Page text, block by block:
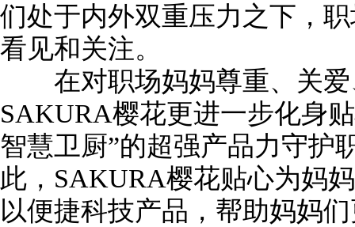
们处于内外双重压力之下，
看见和关注。
在对职场妈妈尊重、关爱
SAKURA樱花更进一步化身
智慧卫厨”的超强产品力守护
此，SAKURA樱花贴心为妈
以便捷科技产品，帮助妈妈